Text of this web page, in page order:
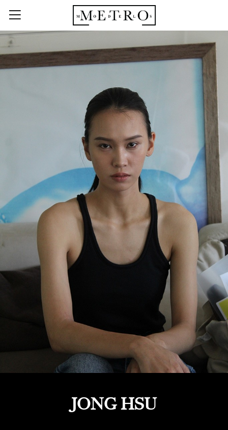
JONG HSU